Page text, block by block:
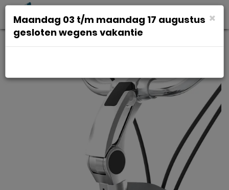
×
Maandag 03 t/m maandag 17 augustus
gesloten wegens vakantie